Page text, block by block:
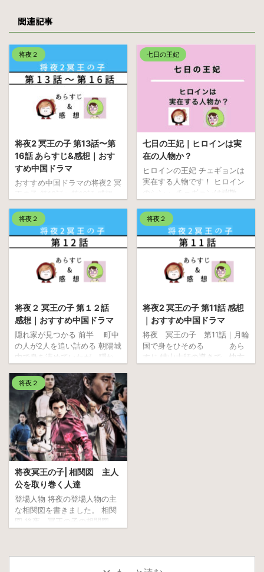
関連記事
将夜２
将夜2 冥王の子 第13話〜第
16話 あらすじ&感想｜おす
すめ中国ドラマ
おすすめ中国ドラマの将夜2 冥
い・けつ）と桑桑（そうそ
う） 、追われる二人、どうな
っていきますやら........ 話題の
韓国コスメ、サボテンオイル
配合のハクスリー 将夜２ 冥
王の子 第13話～16話 第13話
あらすじ&感想 寧缺（ねい・け
ち伏せる西陵（せいりょう）
の軍兵達。 大神官（だいしん
かん）の葉紅魚（よう・こう
ぎょ）は、2人が、唐に行くに
しても渭城（いじょう）に行
くしても、不気味な沼の“泥池
（でいち）” ...
七日の王妃
七日の王妃｜ヒロインは実
在の人物か？
ヒロインの王妃 チェギョンは
実在する人物です！ ヒロイン
のシン・ チェギョンは端敬
フ・おうこう）です。 ドラマ
のヒロインシン・チェギョン
は、幼いころに恋心を抱いた
ヨク（晋城大君 チンソンテグ
ン＝第11代国王中の中宗 チュ
ンジョン）を愛し続け、のち
の端敬（タンギョン）王后と
シン・ チェギョンとヨク（晋
城大君 チンソンテグン)は婚姻
します。チェギョン13歳と ヨ
ク12歳のことです！若い！！
1506年に ヨク（晋城大君 チン
ソンテグン) が 第11代国 ...
将夜２
将夜２ 冥王の子 第１２話
感想｜おすすめ中国ドラマ
隠れ家が見つかる 前半 町中
の人が2人を追い詰める 朝陽城
内で身を潜めていたが、隠れ
（ら・こくてき）と七念（し
ちねん）が隠れ家を発見した
が、そこはすでにもぬけの
殻。町中の人達が2人を追い詰
め、物を投げつけたり......「幼
女をつかまえろ」と追いかけ
るのだった。 町中の人から追
われ悲しそうな桑桑（そうそ
う）。 仕方なく逃げ込んだの
は、朝陽城にある白塔寺（浮
暑院）。 そこには曲妮大師
（きょくじたいし）がい
て。。。。。 白塔寺（浮暑
院）の入口で結界で足止めさ
将夜２
将夜2 冥王の子 第11話 感想
｜おすすめ中国ドラマ
将夜 冥王の子 第11話｜月輪
国で身をひそめる あら
すじ 岐山大師の導きで、快方
将夜２
将夜冥王の子| 相関図 主人
公を取り巻く人達
登場人物 将夜の登場人物の主
な相関図を書きました。 相関
図 将夜 冥王の子の相関図
桑（そうそう）を取り巻く人